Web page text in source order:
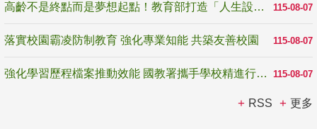
115-08-07
高齡不是終點而是夢想起點！教育部打造「人生設計夢工場」 參展第3屆高齡健康產業博覽會
115-08-07
落實校園霸凌防制教育 強化專業知能 共築友善校園
115-08-07
強化學習歷程檔案推動效能 國教署攜手學校精進行政與教學支持
RSS 更多